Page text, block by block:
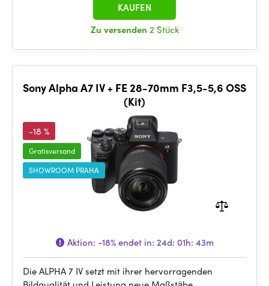
Zu versenden 2 Stück
KAUFEN
Sony Alpha A7 IV + FE 28-70mm F3,5-5,6 OSS
(Kit)
-18 %
Gratisversand
SHOWROOM PRAHA
Aktion: -18%endet in: 24d: 01h: 43m
Die ALPHA 7 IV setzt mit ihrer hervorragenden